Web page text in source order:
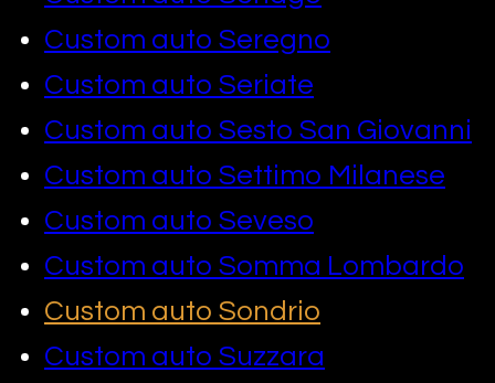
Custom auto Seregno
Custom auto Seriate
Custom auto Sesto San Giovanni
Custom auto Settimo Milanese
Custom auto Seveso
Custom auto Somma Lombardo
Custom auto Sondrio
Custom auto Suzzara